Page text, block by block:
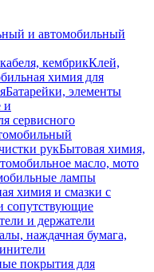
и автомобильный
кембрикКлей,
химия для
Батарейки, элементы
и
сервисного
рукБытовая химия,
масло, мото
лампы
химия и смазки с
сопутствующие
и держатели
наждачная бумага,
покрытия для